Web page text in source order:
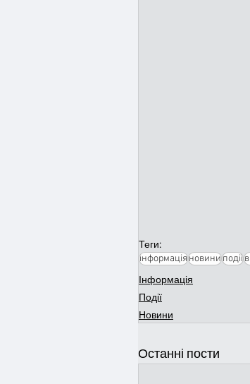
Теги:
інформаціяновиниподії
Інформація
Події
Новини
Останні пости